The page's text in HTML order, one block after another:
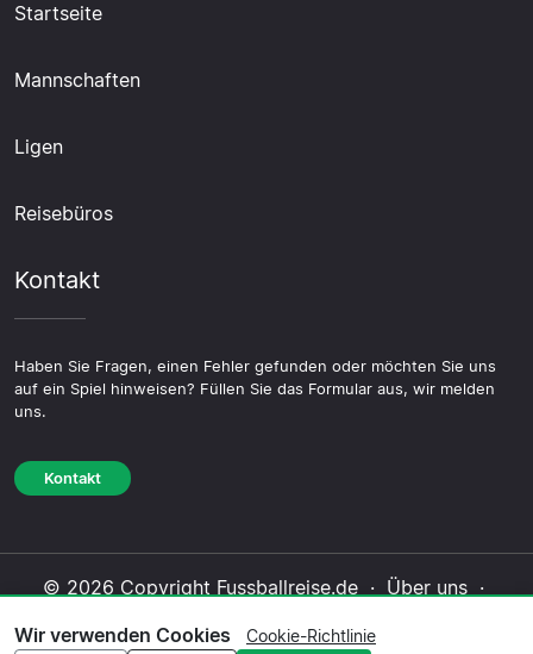
Startseite
Mannschaften
Ligen
Reisebüros
Kontakt
Haben Sie Fragen, einen Fehler gefunden oder möchten Sie uns
auf ein Spiel hinweisen? Füllen Sie das Formular aus, wir melden
uns.
Kontakt
© 2026 Copyright Fussballreise.de · Über uns ·
Cookie-Richtlinie·Redaktionelle Richtlinie
Wir verwenden Cookies Cookie-Richtlinie